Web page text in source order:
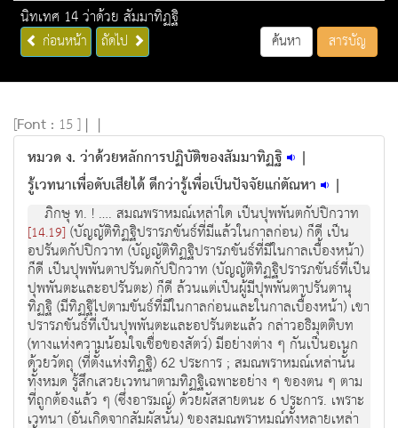
นิทเทศ 14 ว่าด้วย สัมมาทิฏฐิ
ก่อนหน้า ถัดไป ค้นหา สารบัญ
[Font : 15 ] | |
หมวด ง. ว่าด้วยหลักการปฏิบัติของสัมมาทิฏฐิ
|
รู้เวทนาเพื่อดับเสียได้ ดีกว่ารู้เพื่อเป็นปัจจัยแก่ตัณหา
|
ภิกษุ ท. ! …. สมณพราหมณ์เหล่าใด เป็นปุพพันตกัปปิกวาท
[14.19] (บัญญัติทิฏฐิปรารภขันธ์ที่มีแล้วในกาลก่อน) ก็ดี เป็น
อปรันตกัปปิกวาท (บัญญัติทิฏฐิปรารภขันธ์ที่มีในกาลเบื้องหน้า)
ก็ดี เป็นปุพพันตาปรันตกัปปิกวาท (บัญญัติทิฏฐิปรารภขันธ์ที่เป็น
ปุพพันตะและอปรันตะ) ก็ดี ล้วนแต่เป็นผู้มีปุพพันตาปรันตานุ
ทิฏฐิ (มีทิฏฐิไปตามขันธ์ที่มีในกาลก่อนและในกาลเบื้องหน้า) เขา
ปรารภขันธ์ที่เป็นปุพพันตะและอปรันตะแล้ว กล่าวอธิมุตติบท
(ทางแห่งความน้อมใจเชื่อของสัตว์) มีอย่างต่าง ๆ กันเป็นอเนก
ด้วยวัตถุ (ที่ตั้งแห่งทิฏฐิ) 62 ประการ ; สมณพราหมณ์เหล่านั้น
ทั้งหมด รู้สึกเสวยเวทนาตามทิฏฐิเฉพาะอย่าง ๆ ของตน ๆ ตาม
ที่ถูกต้องแล้ว ๆ (ซึ่งอารมณ์) ด้วยผัสสายตนะ 6 ประการ. เพราะ
เวทนา (อันเกิดจากสัมผัสนั้น) ของสมณพราหมณ์ทั้งหลายเหล่า